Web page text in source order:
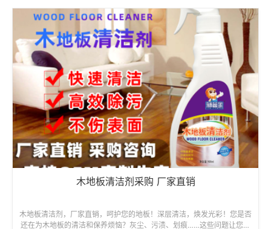
木地板清洁剂采购 厂家直销
木地板清洁剂，厂家直销，呵护您的地板！深层清洁，焕发光彩！您是否
还在为木地板的清洁和保养烦恼？灰尘、污渍、划痕……这些问题让您的